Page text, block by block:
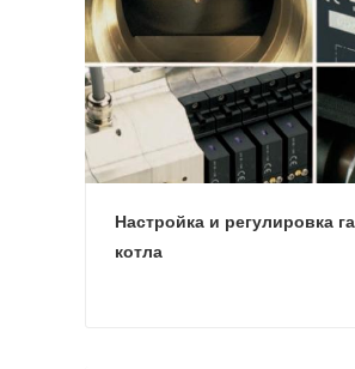
Настройка и регулировка
котла